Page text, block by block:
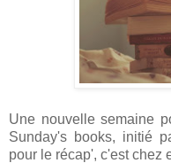
Une nouvelle semaine
Sunday's books, initié
pour le récap', c'est chez